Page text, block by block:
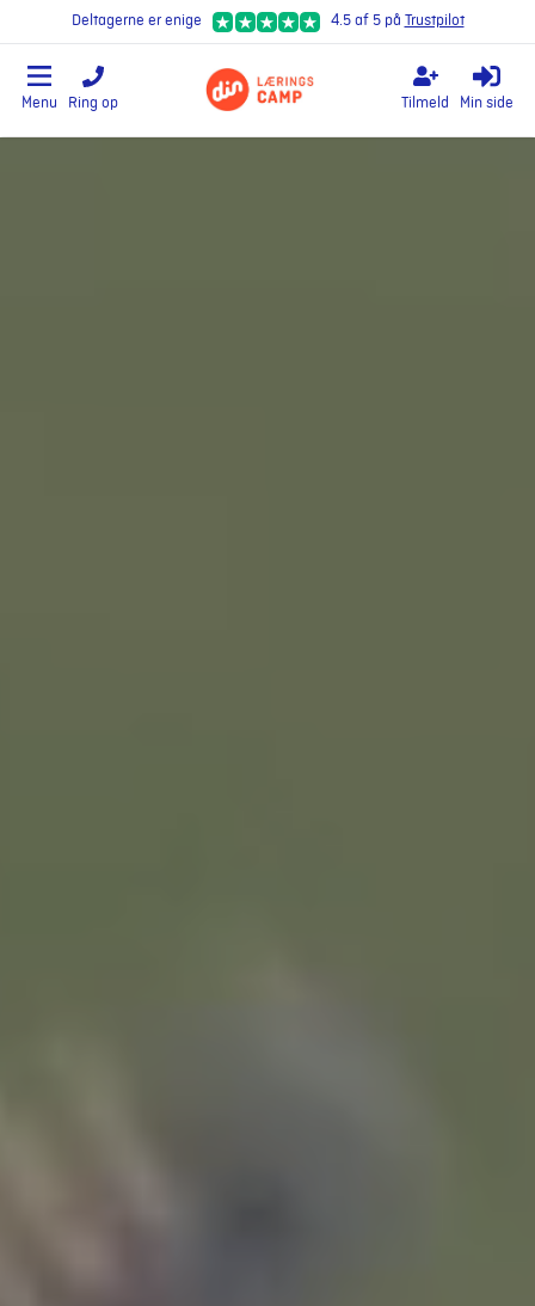
Deltagerne er enige 4.5 af 5 på Trustpilot
Menu Ring op Tilmeld Min side